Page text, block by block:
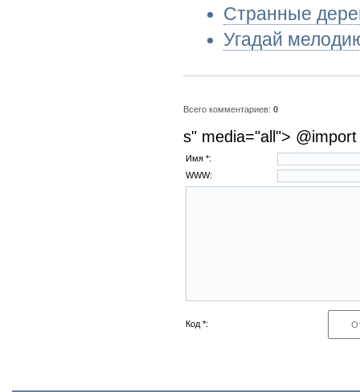
Странные
Угадай
Всего комментариев: 0
s" media="all">
Имя *:
WWW:
Код *: